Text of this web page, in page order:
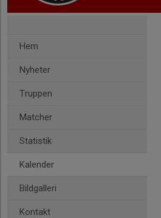
Hem
Nyheter
Truppen
Matcher
Statistik
Kalender
Bildgalleri
Kontakt